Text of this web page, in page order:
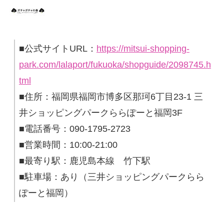
■公式サイトURL： https://mitsui-shopping-
park.com/lalaport/fukuoka/shopguide/2098745.h
tml
■住所：福岡県福岡市博多区那珂6丁目23-1 三
井ショッピングパークららぽーと福岡3F
■電話番号：090-1795-2723
■営業時間：10:00-21:00
■最寄り駅：鹿児島本線 竹下駅
■駐車場：あり（三井ショッピングパークらら
ぽーと福岡）